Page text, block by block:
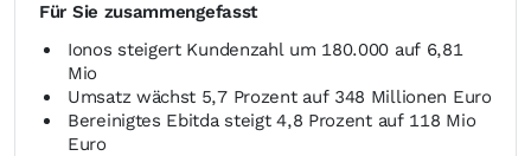
Für Sie zusammengefasst
Ionos steigert Kundenzahl um 180.000 auf 6,81
Mio
Umsatz wächst 5,7 Prozent auf 348 Millionen Euro
Bereinigtes Ebitda steigt 4,8 Prozent auf 118 Mio
Euro